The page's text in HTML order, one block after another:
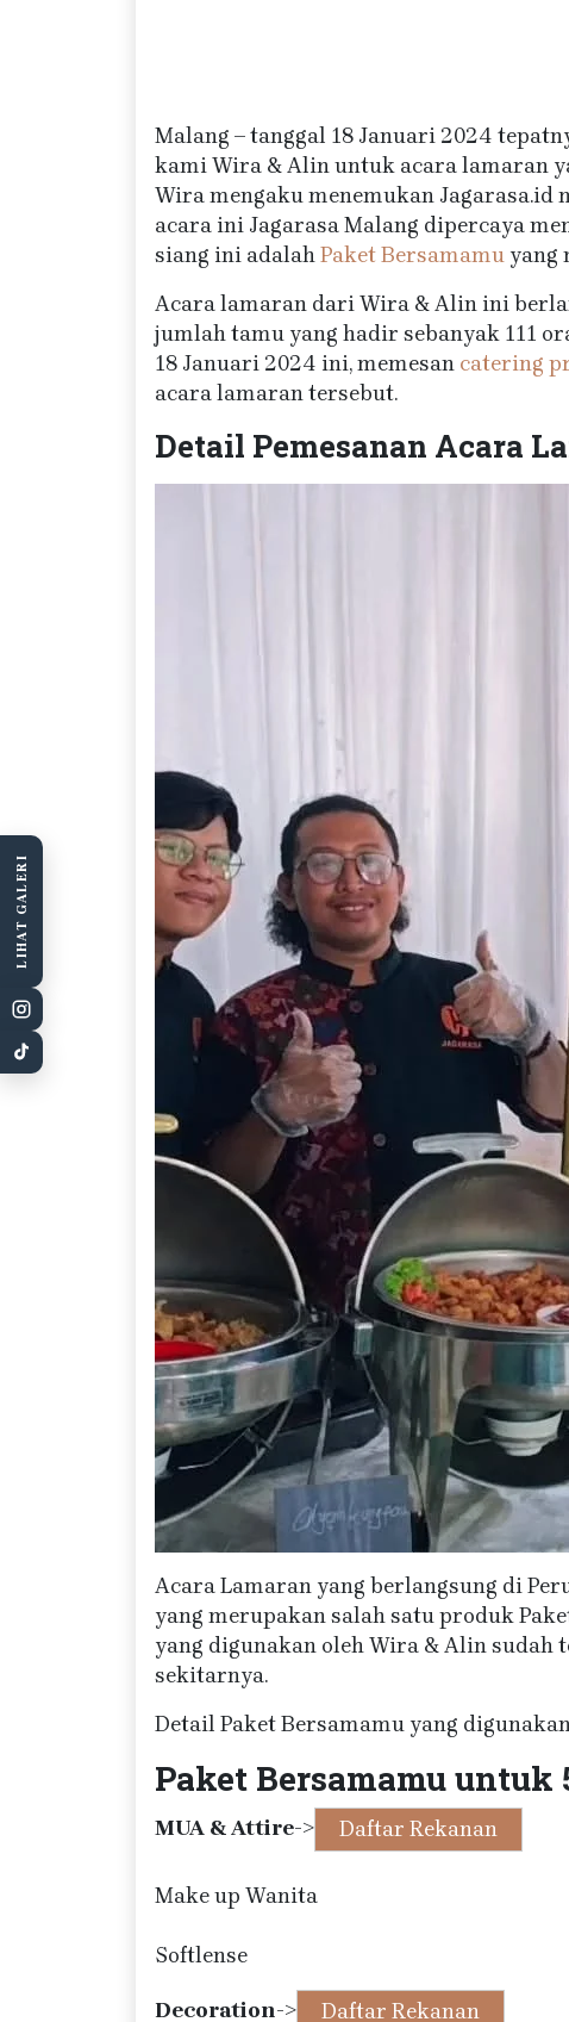
Malang – tanggal 18 Januari 2024
kami Wira & Alin untuk acara lamaran
Wira mengaku menemukan Jagarasa.id
acara ini Jagarasa Malang dipercaya
siang ini adalahPaket Bersamamu yang
Acara lamaran dari Wira & Alin ini
jumlah tamu yang hadir sebanyak 111
18 Januari 2024 ini, memesan catering
acara lamaran tersebut.
Detail Pemesanan Acara
Acara Lamaran yang berlangsung di
yang merupakan salah satu produk
yang digunakan oleh Wira & Alin
sekitarnya.
Detail Paket Bersamamu yang
Paket Bersamamu untuk
MUA & Attire-> Daftar Rekanan
Make up Wanita
Softlense
Decoration-> Daftar Rekanan
LIHAT GALERI